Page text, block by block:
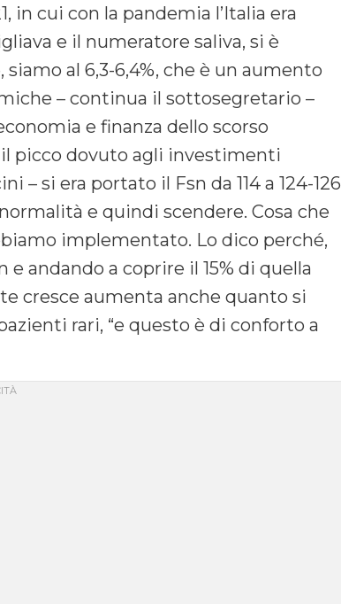
in cui con la pandemia l’Italia era
e il numeratore saliva, si è
al 6,3-6,4%, che è un aumento
– continua il sottosegretario –
e finanza dello scorso
picco dovuto agli investimenti
– si era portato il Fsn da 114 a 124-126
e quindi scendere. Cosa che
implementato. Lo dico perché,
andando a coprire il 15% di quella
cresce aumenta anche quanto si
rari, “e questo è di conforto a